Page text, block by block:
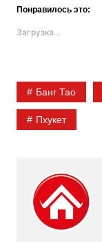
Понравилось это:
Загрузка...
Банг Тао
Пхукет